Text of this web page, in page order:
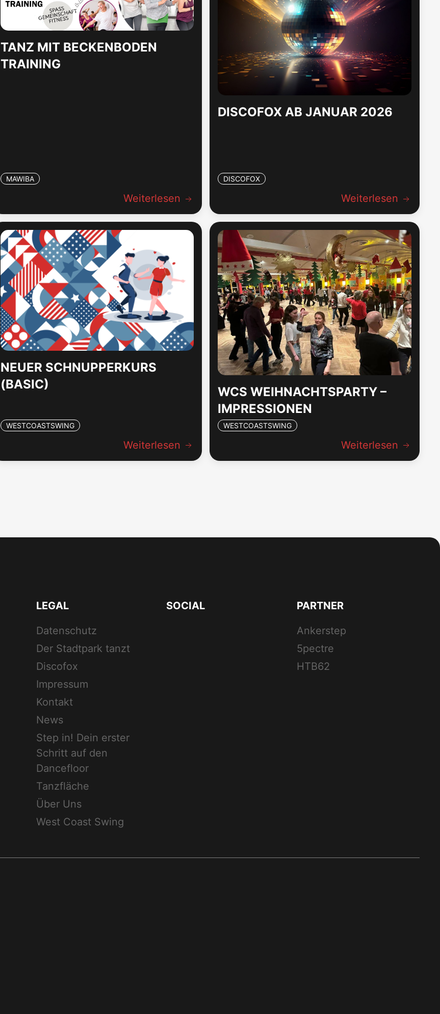
TANZ MIT BECKENBODEN
TRAINING
MAWIBA
Weiterlesen
DISCOFOX AB JANUAR 2026
DISCOFOX
Weiterlesen
NEUER SCHNUPPERKURS
(BASIC)
WESTCOASTSWING
Weiterlesen
WCS WEIHNACHTSPARTY –
IMPRESSIONEN
WESTCOASTSWING
Weiterlesen
LEGAL
Datenschutz
Der Stadtpark tanzt
Discofox
Impressum
Kontakt
News
Step in! Dein erster
Schritt auf den
Dancefloor
Tanzfläche
Über Uns
West Coast Swing
SOCIAL PARTNER
Ankerstep
5pectre
HTB62